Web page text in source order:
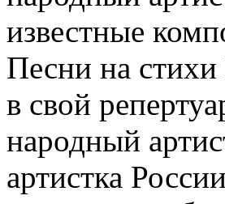
известные
Песни на
в свой
народный
артистка